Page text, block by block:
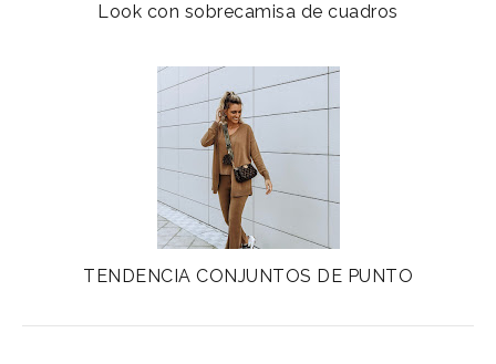
Look con sobrecamisa de cuadros
TENDENCIA CONJUNTOS DE PUNTO